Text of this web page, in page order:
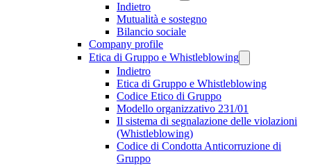
Indietro
Mutualità e sostegno
Bilancio sociale
Company profile
Etica di Gruppo e Whistleblowing
Indietro
Etica di Gruppo e Whistleblowing
Codice Etico di Gruppo
Modello organizzativo 231/01
Il sistema di segnalazione delle violazioni
(Whistleblowing)
Codice di Condotta Anticorruzione di
Gruppo